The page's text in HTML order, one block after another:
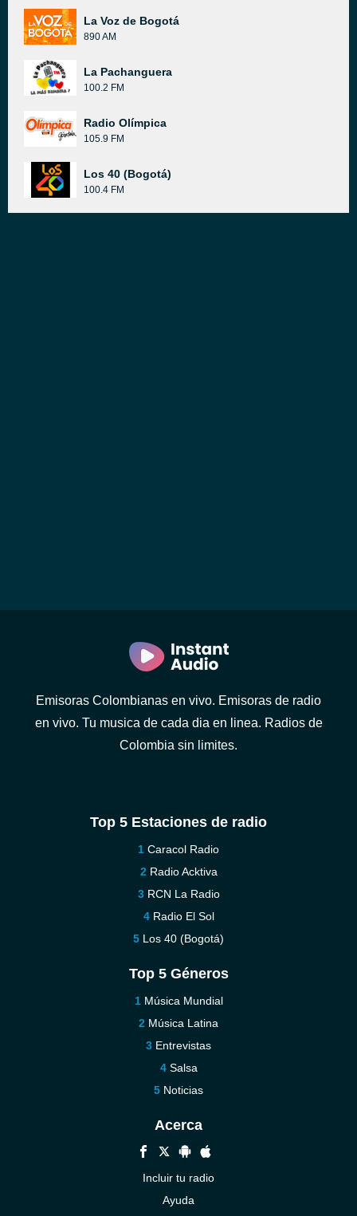
La Voz de Bogotá
890 AM
La Pachanguera
100.2 FM
Radio Olímpica
105.9 FM
Los 40 (Bogotá)
100.4 FM
Emisoras Colombianas en vivo. Emisoras de radio
en vivo. Tu musica de cada dia en linea. Radios de
Colombia sin limites.
Top 5 Estaciones de radio
Caracol Radio
Radio Acktiva
RCN La Radio
Radio El Sol
Los 40 (Bogotá)
Top 5 Géneros
Música Mundial
Música Latina
Entrevistas
Salsa
Noticias
Acerca
Incluir tu radio
Ayuda